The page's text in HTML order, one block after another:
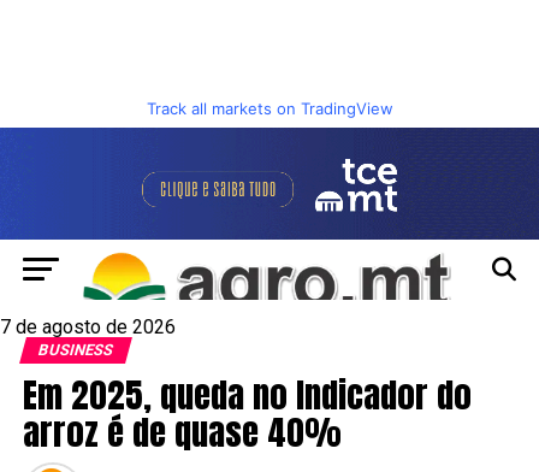
Track all markets on TradingView
7 de agosto de 2026
BUSINESS
Em 2025, queda no Indicador do
arroz é de quase 40%